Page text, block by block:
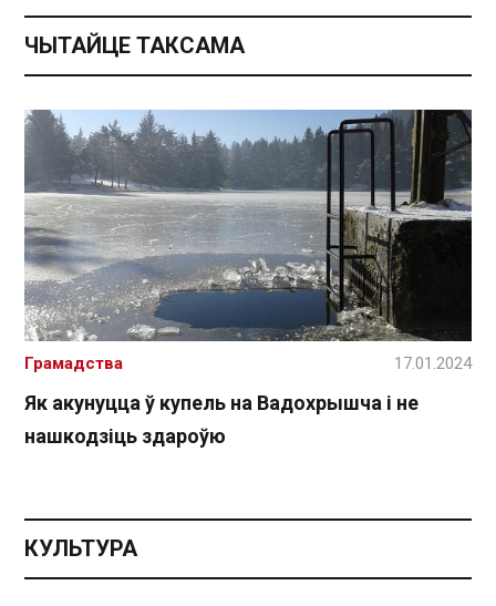
ЧЫТАЙЦЕ ТАКСАМА
Як акунуцца ў купель на Вадохрышча і не
нашкодзіць здароўю
Грамадства 17.01.2024
КУЛЬТУРА